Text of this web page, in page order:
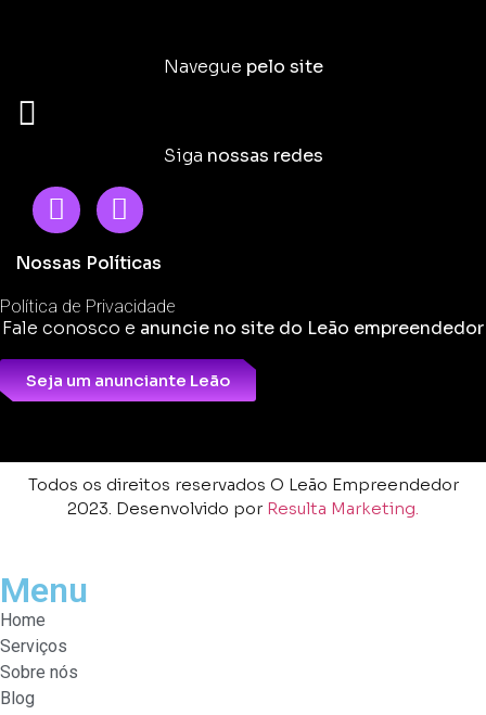
Navegue pelo site
Siga nossas redes
Nossas Políticas
Política de Privacidade
Fale conosco e anuncie no site do Leão empreendedor
Seja um anunciante Leão
Todos os direitos reservados O Leão Empreendedor
2023. Desenvolvido por Resulta Marketing.
Menu
Home
Serviços
Sobre nós
Blog